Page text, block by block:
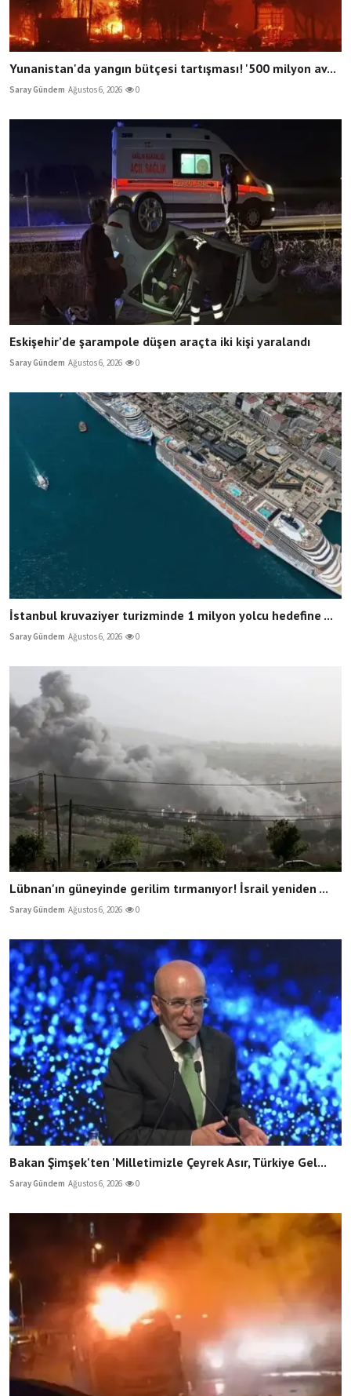
Yunanistan'da yangın bütçesi tartışması! '500 milyon av...
Saray Gündem Ağustos 6, 2026 0
Eskişehir’de şarampole düşen araçta iki kişi yaralandı
Saray Gündem Ağustos 6, 2026 0
İstanbul kruvaziyer turizminde 1 milyon yolcu hedefine ...
Saray Gündem Ağustos 6, 2026 0
Lübnan'ın güneyinde gerilim tırmanıyor! İsrail yeniden ...
Saray Gündem Ağustos 6, 2026 0
Bakan Şimşek'ten 'Milletimizle Çeyrek Asır, Türkiye Gel...
Saray Gündem Ağustos 6, 2026 0